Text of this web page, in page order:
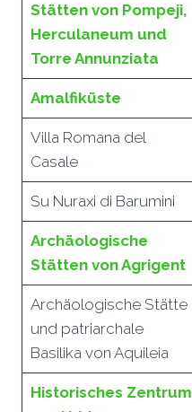
Stätten von Pompeji,
Herculaneum und
Torre Annunziata
Amalfiküste
Villa Romana del
Casale
Su Nuraxi di Barumini
Archäologische
Stätten von Agrigent
Archäologische Stätte
und patriarchale
Basilika von Aquileia
Historisches Zentrum